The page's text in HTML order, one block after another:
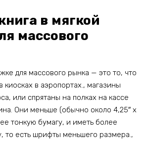
в мягкой
массового
для массового рынка — это то, что
в аэропортах., магазины
или спрятаны на полках на кассе
Они меньше (обычно около 4,25″ х
тонкую бумагу, и иметь более
то есть шрифты меньшего размера.,